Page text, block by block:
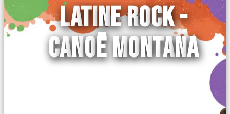
LATINE ROCK -
CANOË MONTANA